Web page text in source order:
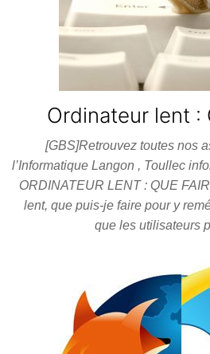
Ordinateur lent :
[GBS]Retrouvez toutes nos
l’Informatique Langon , Toullec
ORDINATEUR LENT : QUE
lent, que puis-je faire pour y
que les utilisateurs